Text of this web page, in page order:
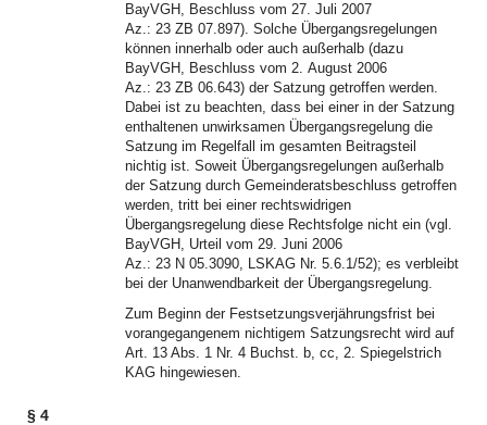
BayVGH, Beschluss vom 27. Juli 2007
Az.: 23 ZB 07.897). Solche Übergangsregelungen
können innerhalb oder auch außerhalb (dazu
BayVGH, Beschluss vom 2. August 2006
Az.: 23 ZB 06.643) der Satzung getroffen werden.
Dabei ist zu beachten, dass bei einer in der Satzung
enthaltenen unwirksamen Übergangsregelung die
Satzung im Regelfall im gesamten Beitragsteil
nichtig ist. Soweit Übergangsregelungen außerhalb
der Satzung durch Gemeinderatsbeschluss getroffen
werden, tritt bei einer rechtswidrigen
Übergangsregelung diese Rechtsfolge nicht ein (vgl.
BayVGH, Urteil vom 29. Juni 2006
Az.: 23 N 05.3090, LSKAG Nr. 5.6.1/52); es verbleibt
bei der Unanwendbarkeit der Übergangsregelung.
Zum Beginn der Festsetzungsverjährungsfrist bei
vorangegangenem nichtigem Satzungsrecht wird auf
Art. 13 Abs. 1 Nr. 4 Buchst. b, cc, 2. Spiegelstrich
KAG hingewiesen.
§ 4